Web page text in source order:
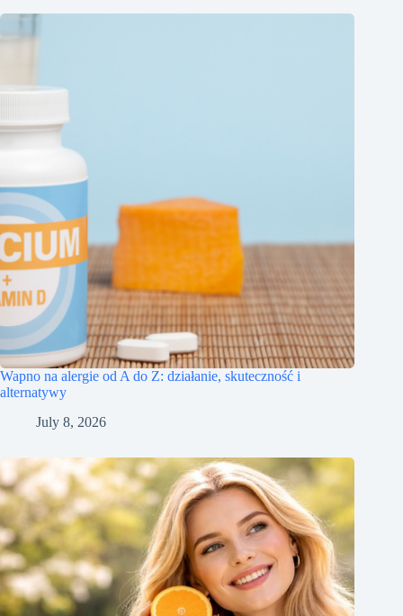
Wapno na alergie od A do Z: działanie, skuteczność i
alternatywy
July 8, 2026